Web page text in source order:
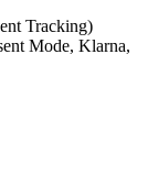
Tracking)
Mode, Klarna,